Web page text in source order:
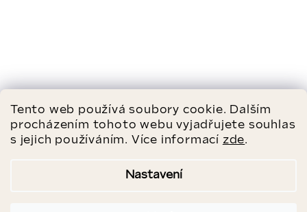
Tento web používá soubory cookie. Dalším
procházením tohoto webu vyjadřujete souhlas
s jejich používáním. Více informací zde.
Nastavení